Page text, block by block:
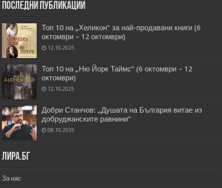
Последни публикации
Топ 10 на „Хеликон” за най-продавани книги (6
октомври – 12 октомври)
12.10.2025
Топ 10 на „Ню Йорк Таймс” (6 октомври – 12
октомври)
12.10.2025
Добри Станчов: „Душата на България витае из
добруджанските равнини“
08.10.2025
Лира.бг
За нас